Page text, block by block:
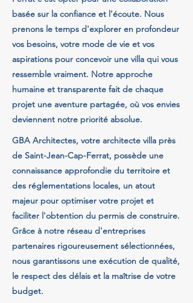
basée sur la confiance et l'écoute. Nous
prenons le temps d'explorer en profondeur
vos besoins, votre mode de vie et vos
aspirations pour concevoir une villa qui vous
ressemble vraiment. Notre approche
humaine et transparente fait de chaque
projet une aventure partagée, où vos envies
deviennent notre priorité absolue.
GBA Architectes, votre architecte villa près
de Saint-Jean-Cap-Ferrat, possède une
connaissance approfondie du territoire et
des réglementations locales, un atout
majeur pour optimiser votre projet et
faciliter l'obtention du permis de construire.
Grâce à notre réseau d'entreprises
partenaires rigoureusement sélectionnées,
nous garantissons une exécution de qualité,
le respect des délais et la maîtrise de votre
budget.